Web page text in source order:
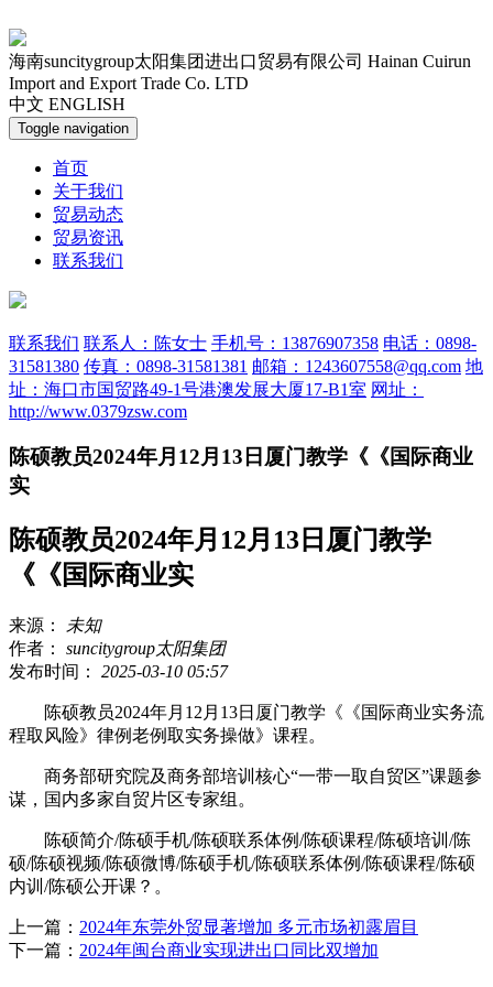
海南suncitygroup太阳集团进出口贸易有限公司 Hainan Cuirun
Import and Export Trade Co. LTD
中文 ENGLISH
Toggle navigation
首页
关于我们
贸易动态
贸易资讯
联系我们
联系我们 联系人：陈女士 手机号：13876907358 电话：0898-
31581380 传真：0898-31581381 邮箱：1243607558@qq.com 地
址：海口市国贸路49-1号港澳发展大厦17-B1室 网址：
http://www.0379zsw.com
陈硕教员2024年月12月13日厦门教学《《国际商业
实
陈硕教员2024年月12月13日厦门教学
《《国际商业实
来源：
未知
作者： suncitygroup太阳集团
发布时间： 2025-03-10 05:57
陈硕教员2024年月12月13日厦门教学《《国际商业实务流
程取风险》律例老例取实务操做》课程。
商务部研究院及商务部培训核心“一带一取自贸区”课题参
谋，国内多家自贸片区专家组。
陈硕简介/陈硕手机/陈硕联系体例/陈硕课程/陈硕培训/陈
硕/陈硕视频/陈硕微博/陈硕手机/陈硕联系体例/陈硕课程/陈硕
内训/陈硕公开课？。
上一篇： 2024年东莞外贸显著增加 多元市场初露眉目
下一篇： 2024年闽台商业实现进出口同比双增加